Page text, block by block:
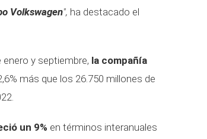
Volkswagen", ha destacado el
y septiembre, la compañía
más que los 26.750 millones de
un 9% en términos interanuales